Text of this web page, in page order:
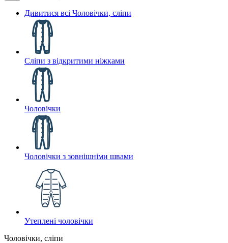
Дивитися всі Чоловічки, сліпи
Сліпи з відкритими ніжками
Чоловічки
Чоловічки з зовнішніми швами
Утеплені чоловічки
Чоловічки, сліпи